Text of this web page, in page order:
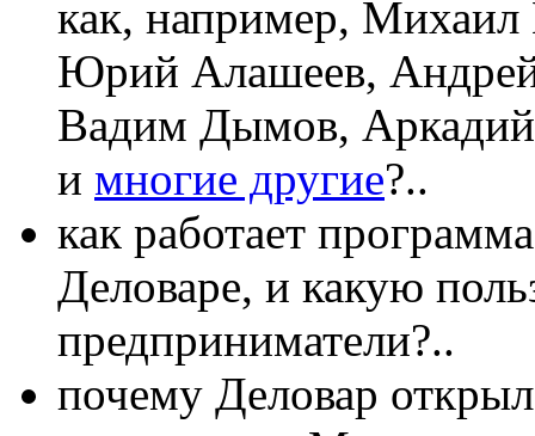
как, например, Михаил
Юрий Алашеев,
Вадим Дымов, Аркадий
и многие другие?..
как работает
Деловаре, и какую
предприниматели?..
почему Деловар